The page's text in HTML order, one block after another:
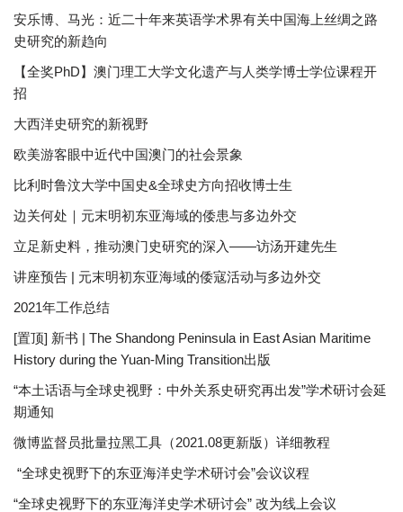
安乐博、马光：近二十年来英语学术界有关中国海上丝绸之路
史研究的新趋向
【全奖PhD】澳门理工大学文化遗产与人类学博士学位课程开
招
大西洋史研究的新视野
欧美游客眼中近代中国澳门的社会景象
比利时鲁汶大学中国史&全球史方向招收博士生
边关何处｜元末明初东亚海域的倭患与多边外交
立足新史料，推动澳门史研究的深入——访汤开建先生
讲座预告 | 元末明初东亚海域的倭寇活动与多边外交
2021年工作总结
[置顶] 新书 | The Shandong Peninsula in East Asian Maritime
History during the Yuan-Ming Transition出版
“本土话语与全球史视野：中外关系史研究再出发”学术研讨会延
期通知
微博监督员批量拉黑工具（2021.08更新版）详细教程
“全球史视野下的东亚海洋史学术研讨会”会议议程
“全球史视野下的东亚海洋史学术研讨会” 改为线上会议